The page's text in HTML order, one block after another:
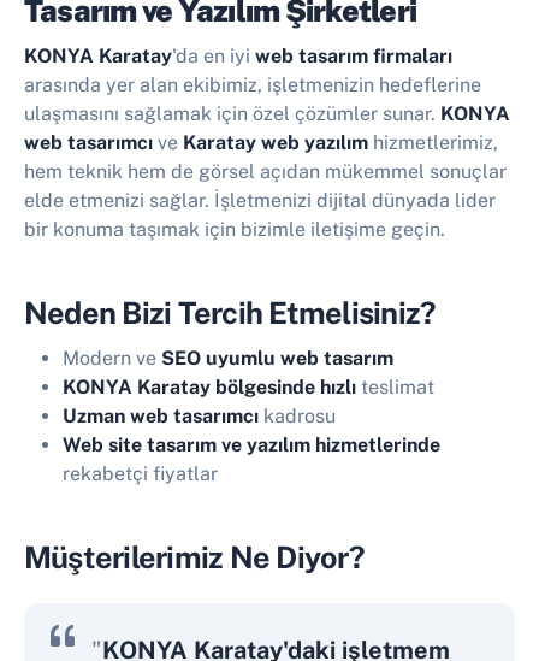
Tasarım ve Yazılım Şirketleri
KONYA Karatay'da en iyi web tasarım firmaları
arasında yer alan ekibimiz, işletmenizin hedeflerine
ulaşmasını sağlamak için özel çözümler sunar. KONYA
web tasarımcı ve Karatay web yazılım hizmetlerimiz,
hem teknik hem de görsel açıdan mükemmel sonuçlar
elde etmenizi sağlar. İşletmenizi dijital dünyada lider
bir konuma taşımak için bizimle iletişime geçin.
Neden Bizi Tercih Etmelisiniz?
Modern ve SEO uyumlu web tasarım
KONYA Karatay bölgesinde hızlı teslimat
Uzman web tasarımcı kadrosu
Web site tasarım ve yazılım hizmetlerinde
rekabetçi fiyatlar
Müşterilerimiz Ne Diyor?
"KONYA Karatay'daki işletmem